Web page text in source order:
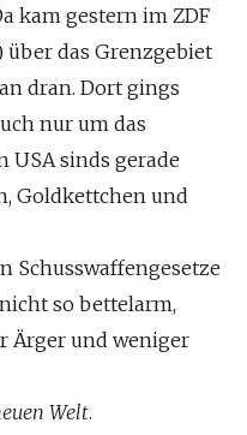
kam gestern im ZDF
über das Grenzgebiet
dran. Dort gings
nur um das
USA sinds gerade
, Goldkettchen und
Schusswaffengesetze
nicht so bettelarm,
Ärger und weniger
Welt.